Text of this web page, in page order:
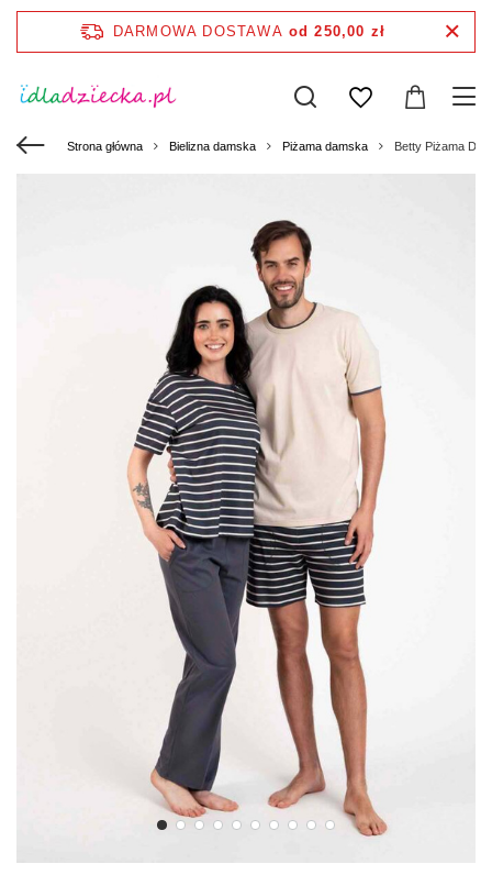
DARMOWA DOSTAWA od 250,00 zł
Strona główna Bielizna damska Piżama damska Betty Piżama